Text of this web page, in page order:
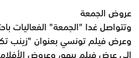
عروض الجمعة
وتتواصل غدا "الجمعة" الفعاليات
وعرض فيلم تونسي بعنوان "زينب
إلى عرض فيلم بيهو، وعروض